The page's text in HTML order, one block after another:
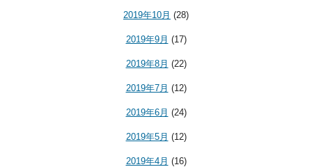
2019年10月 (28)
2019年9月 (17)
2019年8月 (22)
2019年7月 (12)
2019年6月 (24)
2019年5月 (12)
2019年4月 (16)